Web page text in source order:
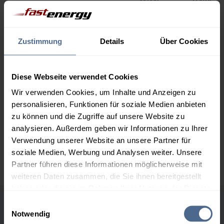
Zustimmung Details Über Cookies
Diese Webseite verwendet Cookies
Wir verwenden Cookies, um Inhalte und Anzeigen zu
personalisieren, Funktionen für soziale Medien anbieten
zu können und die Zugriffe auf unsere Website zu
analysieren. Außerdem geben wir Informationen zu Ihrer
Verwendung unserer Website an unsere Partner für
soziale Medien, Werbung und Analysen weiter. Unsere
Partner führen diese Informationen möglicherweise mit
weiteren Daten zusammen, die Sie ihnen bereitgestellt
Notwendig
1.000 Liter
181,71 €
5.000 Liter
175,88 €
175,88 €
Preise für Heizöl in Standardqualität nach Ö-Norm C 1109 in € / 100
Liter inkl. MwSt. und Lieferung bei einer Lieferstelle.
Höchst- und Tiefststände der